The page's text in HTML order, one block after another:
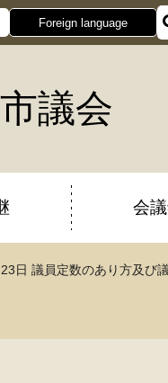
Foreign language
議会
会
日 議員定数のあり方及び